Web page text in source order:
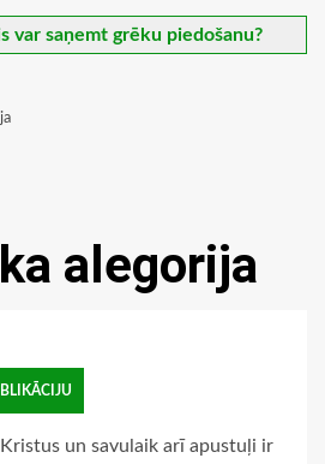
var saņemt grēku piedošanu?
alegorija
un savulaik arī apustuļi ir